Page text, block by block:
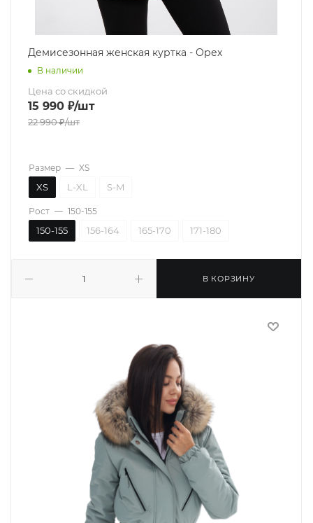
Демисезонная женская куртка - Орех
В наличии
Цена со скидкой
15 990 ₽/шт
22 990₽/шт
В КОРЗИНУ
Размер — XS
XS L-XL S-M
Рост — 150-155
150-155 156-164 165-170 171-180